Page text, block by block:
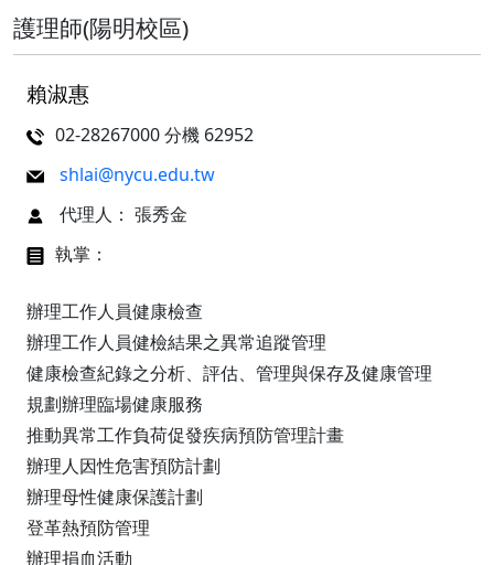
護理師(陽明校區)
賴淑惠
02-28267000 分機 62952
shlai@nycu.edu.tw
代理人： 張秀金
執掌：
辦理工作人員健康檢查
辦理工作人員健檢結果之異常追蹤管理
健康檢查紀錄之分析、評估、管理與保存及健康管理
規劃辦理臨場健康服務
推動異常工作負荷促發疾病預防管理計畫
辦理人因性危害預防計劃
辦理母性健康保護計劃
登革熱預防管理
辦理捐血活動